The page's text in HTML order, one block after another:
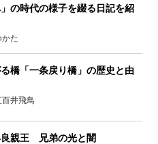
の時代の様子を綴る日記を紹
た
橋「一条戻り橋」の歴史と由
井飛鳥
良親王 兄弟の光と闇